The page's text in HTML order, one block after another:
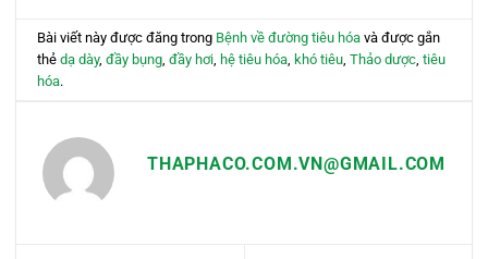
Bài viết này được đăng trong Bệnh về đường tiêu hóa và được gắn
thẻdạ dày,đầy bụng ,đầy hơi hệ tiêu hóa khó tiêu ,Thảo dược ,tiêu
hóa.
THAPHACO.COM.VN@GMAIL.COM